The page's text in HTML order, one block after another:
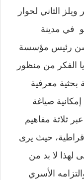
الثاني لحوار
الذي انعقد في 1 مايو في مدينة
يسن رئيس مؤسسة
الفكر من منظور
معرفية
صياغة
ثلاثة مفاهيم
حيث يرى
لهذا لا بد من
الأسري